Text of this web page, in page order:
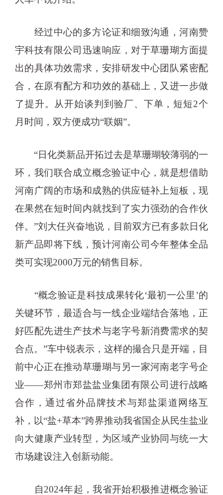
经过中心的多方论证和细致沟通，河南赞
宇科技有限公司迅速响应，对于草珊瑚方面提
出的具体功效需求，安排研发中心团队紧密配
合，在原有配方和功效的基础上，又进一步做
了提升。从开始谈判到验厂、下单，短短2个
月时间，双方便成功“联姻”。
“日化类新品开拓过去是草珊瑚较薄弱的一
环，我们联合成立概念验证中心，就是想借助
河南广阔的市场和成熟的供应链补上短板，现
在果然在短时间内就找到了实力强劲的合作伙
伴。”刘大任兴奋地说，目前双方已有多款日化
新产品即将下线，预计河南公司今年整体全品
类可实现2000万元的销售目标。
“概念验证是科技成果转化‘最初一公里’的
关键环节，最适合与一线企业端结合落地，正
好匹配先进生产技术与老字号新消费需求的契
合点。”车中锐表示，这样的撮合只是开端，目
前中心正在推动草珊瑚与另一家河南老字号企
业——郑州市郑盐盐业集团有限公司进行战略
合作，通过省外品牌技术与郑盐渠道网络互
补，以“盐+草本”跨界推动我省国企从民生盐业
向大健康产业转型，为区域产业协同与统一大
市场建设注入创新动能。
自2024年起，我省开始积极推进概念验证